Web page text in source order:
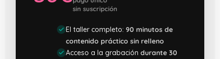
sin suscripción
El taller completo: 90 minutos de
contenido práctico sin relleno
Acceso a la grabación durante 30